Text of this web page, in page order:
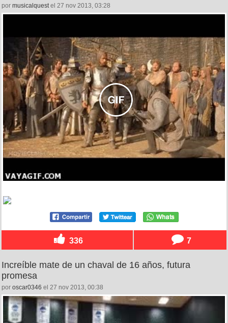
por musicalquestel 27 nov 2013, 03:28
336 7
Increíble mate de un chaval de 16 años, futura
promesa
por oscar0346 el 27 nov 2013, 00:38